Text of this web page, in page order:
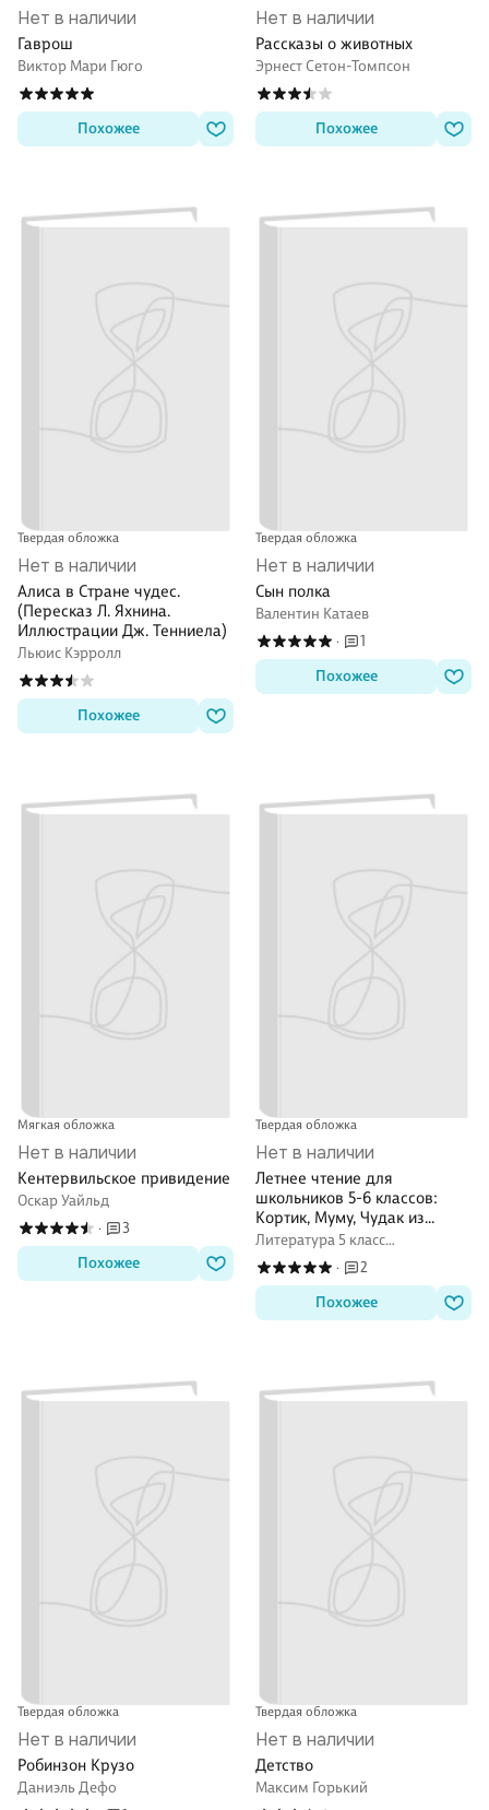
Нет в наличии
Гаврош
Виктор Мари Гюго
Похожее
Нет в наличии
Рассказы о животных
Эрнест Сетон-Томпсон
Похожее
Твердая обложка
Нет в наличии
Алиса в Стране чудес.
(Пересказ Л. Яхнина.
Иллюстрации Дж. Тенниела)
Льюис Кэрролл
Похожее
Твердая обложка
Нет в наличии
Сын полка
Валентин Катаев
·
1
Похожее
Мягкая обложка
Нет в наличии
Кентервильское привидение
Оскар Уайльд
·
3
Похожее
Твердая обложка
Нет в наличии
Летнее чтение для
школьников 5-6 классов:
Кортик, Муму, Чудак из
шестого "Б", Робинзон Крузо
(комплект из 4 книг)
Литература 5 класс
внеклассное чтение
·
2
Похожее
Твердая обложка
Нет в наличии
Робинзон Крузо
Даниэль Дефо
Твердая обложка
Нет в наличии
Детство
Максим Горький